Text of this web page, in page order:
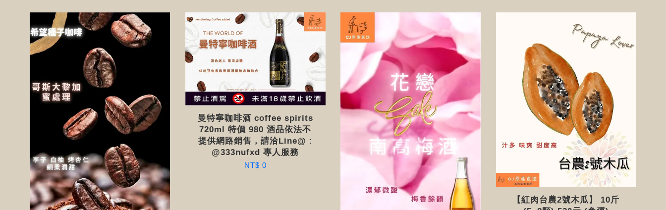
曼特寧咖啡酒 coffee spirits
720ml 特價 980 酒品依法不
提供網路銷售，請洽Line@ :
@333nufxd 專人服務
NT$ 0
【紅肉台農2號木瓜】 10斤